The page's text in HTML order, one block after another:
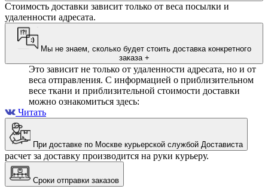
Стоимость доставки зависит только от веса посылки и
удаленности адресата.
Мы не знаем, сколько будет стоить доставка конкретного
заказа +
Это зависит не только от удаленности адресата, но и от
веса отправления. С информацией о приблизительном
весе ткани и приблизительной стоимости доставки
можно ознакомиться здесь:
Читать
При доставке по Москве курьерской службой Достависта
расчет за доставку производится на руки курьеру.
Сроки отправки заказов